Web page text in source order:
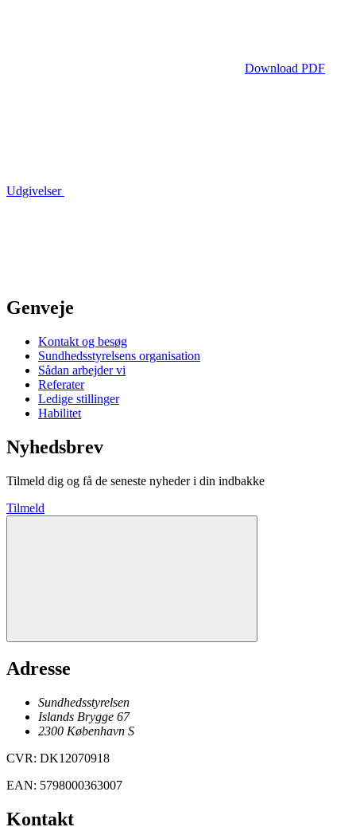
Download PDF
Udgivelser
Genveje
Kontakt og besøg
Sundhedsstyrelsens organisation
Sådan arbejder vi
Referater
Ledige stillinger
Habilitet
Nyhedsbrev
Tilmeld dig og få de seneste nyheder i din indbakke
Tilmeld
Adresse
Sundhedsstyrelsen
Islands Brygge 67
2300 København S
CVR: DK12070918
EAN: 5798000363007
Kontakt